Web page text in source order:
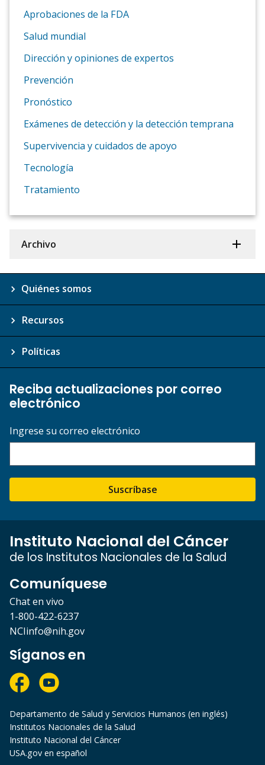
Aprobaciones de la FDA
Salud mundial
Dirección y opiniones de expertos
Prevención
Pronóstico
Exámenes de detección y la detección temprana
Supervivencia y cuidados de apoyo
Tecnología
Tratamiento
Archivo
Quiénes somos
Recursos
Políticas
Reciba actualizaciones por correo
electrónico
Ingrese su correo electrónico
Suscríbase
Instituto Nacional del Cáncer
de los Institutos Nacionales de la Salud
Comuníquese
Chat en vivo
1-800-422-6237
NCIinfo@nih.gov
Síganos en
Departamento de Salud y Servicios Humanos (en inglés)
Institutos Nacionales de la Salud
Instituto Nacional del Cáncer
USA.gov en español